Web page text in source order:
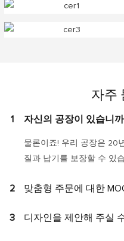
자주
1 자신의 공장이 있습니
물론이죠! 우리 공장은 20
질과 납기를 보장할 수 있
2 맞춤형 주문에 대한
3 디자인을 제안해 주실